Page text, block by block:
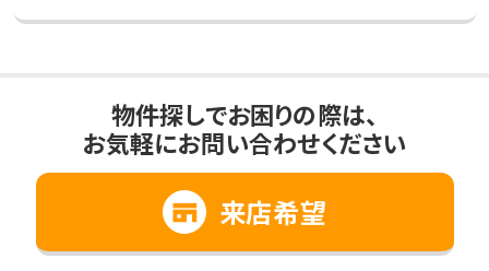
物件探しでお困りの際は、
お気軽にお問い合わせください
来店希望